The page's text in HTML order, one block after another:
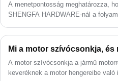
időben történő
hozzáértő
rendelkezik
amely
A PVC CNC
legáltalánosabb
A menetpontosság meghatározza,
SHENGFA HARDWARE-nál a
menetpontosság meghatározza az
SHENGFA HARDWARE-nál a
csavarok és anyák egyenletes
Mi a motor szívócsonkja,
A motor szívócsonkja a jármű
keveréknek a motor hengereibe